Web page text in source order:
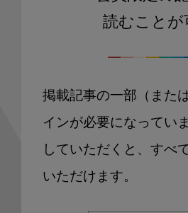
読むことが
掲載記事の一部（また
インが必要になってい
していただくと、すべ
いただけます。